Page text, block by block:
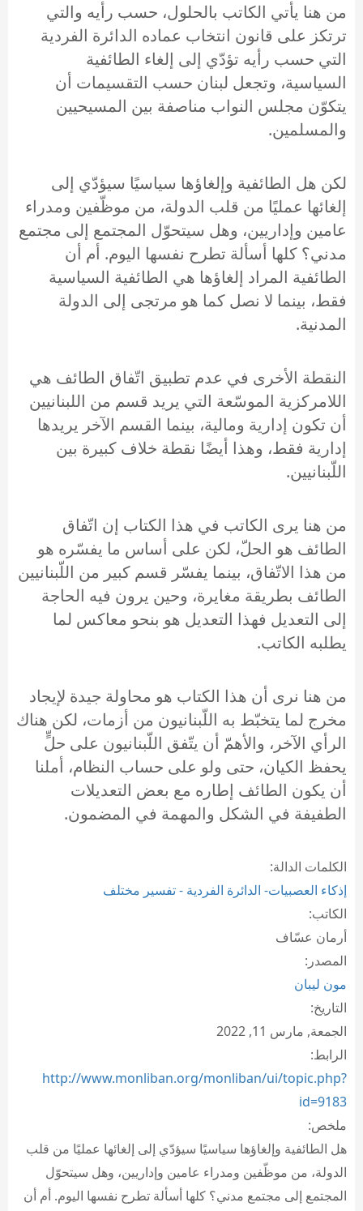
من هنا يأتي الكاتب بالحلول، حسب رأيه والتي
ترتكز على قانون انتخاب عماده الدائرة الفردية
التي حسب رأيه تؤدّي إلى إلغاء الطائفية
السياسية، وتجعل لبنان حسب التقسيمات أن
يتكوّن مجلس النواب مناصفة بين المسيحيين
والمسلمين.
لكن هل الطائفية وإلغاؤها سياسيًا سيؤدّي إلى
إلغائها عمليًا من قلب الدولة، من موظّفين ومدراء
عامين وإداريين، وهل سيتحوّل المجتمع إلى مجتمع
مدني؟ كلها أسألة تطرح نفسها اليوم. أم أن
الطائفية المراد إلغاؤها هي الطائفية السياسية
فقط، بينما لا نصل كما هو مرتجى إلى الدولة
المدنية.
النقطة الأخرى في عدم تطبيق اتّفاق الطائف هي
اللامركزية الموسّعة التي يريد قسم من اللبنانيين
أن تكون إدارية ومالية، بينما القسم الآخر يريدها
إدارية فقط، وهذا أيضًا نقطة خلاف كبيرة بين
اللّبنانيين.
من هنا يرى الكاتب في هذا الكتاب إن اتّفاق
الطائف هو الحلّ، لكن على أساس ما يفسّره هو
من هذا الاتّفاق، بينما يفسّر قسم كبير من اللّبنانيين
الطائف بطريقة مغايرة، وحين يرون فيه الحاجة
إلى التعديل فهذا التعديل هو بنحو معاكس لما
يطلبه الكاتب.
من هنا نرى أن هذا الكتاب هو محاولة جيدة لإيجاد
مخرج لما يتخبّط به اللّبنانيون من أزمات، لكن هناك
الرأي الآخر، والأهمّ أن يتّفق اللّبنانيون على حلٍّ
يحفظ الكيان، حتى ولو على حساب النظام، أملنا
أن يكون الطائف إطاره مع بعض التعديلات
الطفيفة في الشكل والمهمة في المضمون.
الكلمات الدالة:
إذكاء العصبيات- الدائرة الفردية - تفسير مختلف
الكاتب:
أرمان عسّاف
المصدر:
مون ليبان
التاريخ:
الجمعة, مارس 11, 2022
الرابط:
http://www.monliban.org/monliban/ui/topic.php?
id=9183
ملخص:
هل الطائفية وإلغاؤها سياسيًا سيؤدّي إلى إلغائها عمليًا من قلب
الدولة، من موظّفين ومدراء عامين وإداريين، وهل سيتحوّل
المجتمع إلى مجتمع مدني؟ كلها أسألة تطرح نفسها اليوم. أم أن